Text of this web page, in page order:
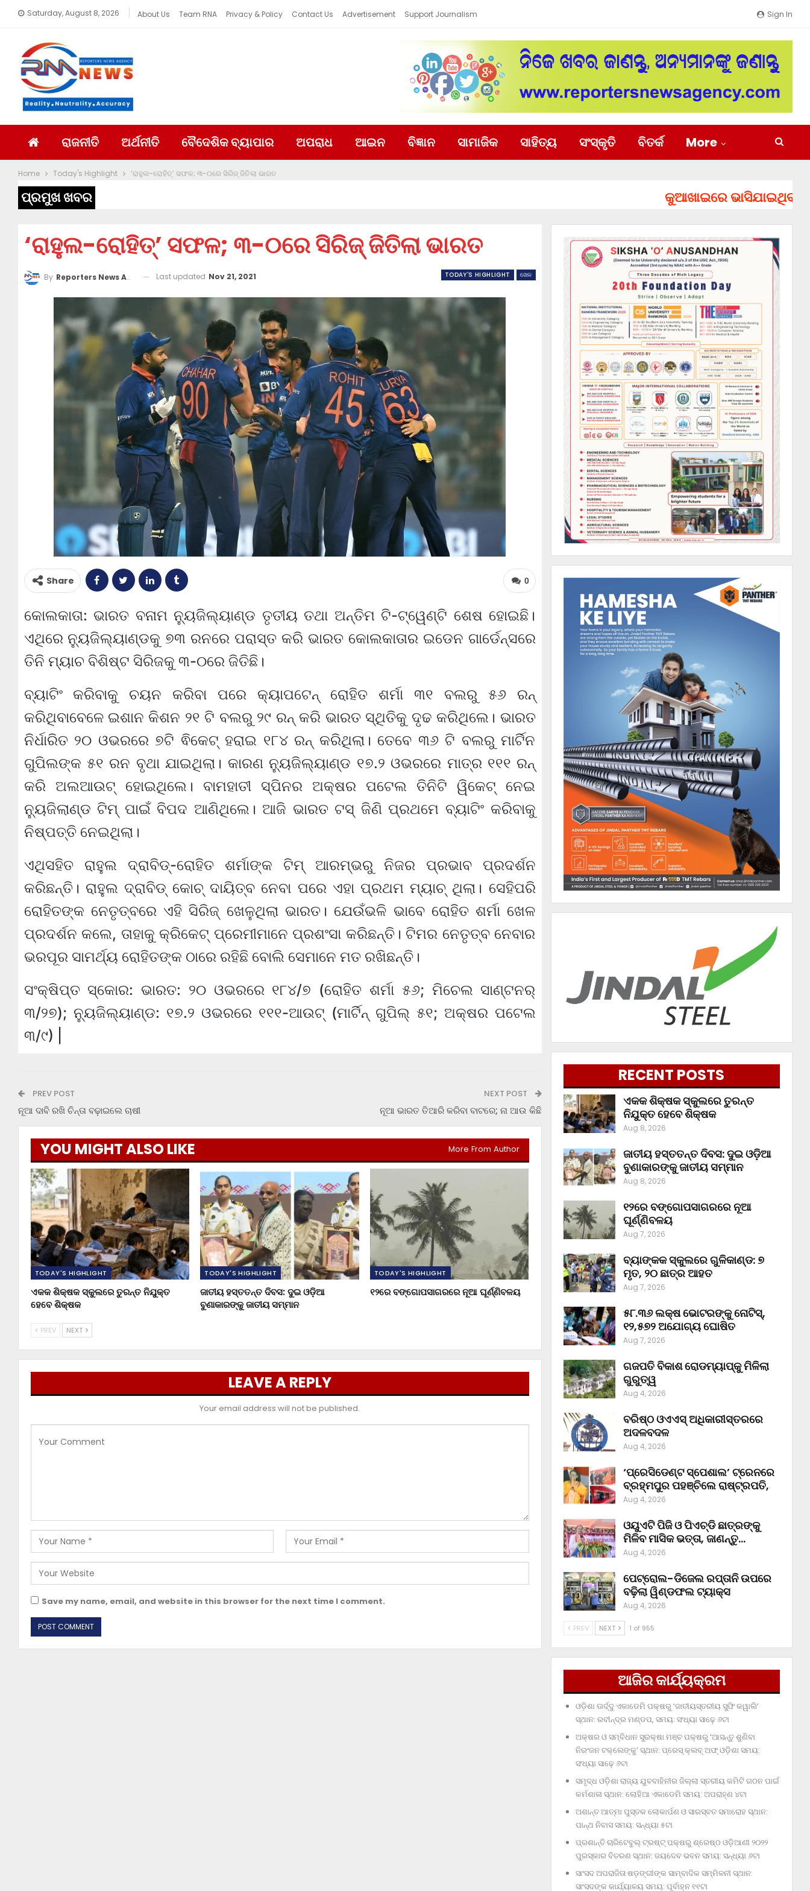
Sign In
Saturday, August 8, 2026 About Us Team RNA Privacy & Policy Contact Us Advertisement Support Journalism
ରାଜନୀତି ଅର୍ଥନୀତି ବୈଦେଶିକ ବ୍ୟାପାର ଅପରାଧ ଆଇନ ବିଜ୍ଞାନ ସାମାଜିକ ସାହିତ୍ୟ ସଂସ୍କୃତି ବିତର୍କ More
Home Today's Highlight ‘ରାହୁଲ-ରୋହିତ୍’ ସଫଳ; ୩-୦ରେ ସିରିଜ୍ ଜିତିଲା ଭାରତ
ପ୍ରମୁଖ ଖବର କୁଆଖାଇରେ ଭାସିଯାଇଥିବା ୨
‘ରାହୁଲ-ରୋହିତ୍’ ସଫଳ; ୩-୦ରେ ସିରିଜ୍ ଜିତିଲା ଭାରତ
TODAY'S HIGHLIGHT ଖେଳ
By Reporters News Agency Last updated Nov 21, 2021
0
Share
କୋଲକାତା: ଭାରତ ବନାମ ନ୍ୟୁଜିଲ୍ୟାଣ୍ଡ ତୃତୀୟ ତଥା ଅନ୍ତିମ ଟି-ଟ୍ୱେଣ୍ଟି ଶେଷ ହୋଇଛି।
ଏଥିରେ ନ୍ୟୁଜିଲ୍ୟାଣ୍ଡକୁ ୭୩ ରନରେ ପରାସ୍ତ କରି ଭାରତ କୋଲକାତାର ଇଡେନ ଗାର୍ଡେନ୍ସରେ
ତିନି ମ୍ୟାଚ ବିଶିଷ୍ଟ ସିରିଜକୁ ୩-୦ରେ ଜିତିଛି।
ବ୍ୟାଟିଂ କରିବାକୁ ଚୟନ କରିବା ପରେ କ୍ୟାପଟେନ୍ ରୋହିତ ଶର୍ମା ୩୧ ବଲରୁ ୫୬ ରନ୍
କରିଥିବାବେଳେ ଇଶାନ କିଶନ ୨୧ ଟି ବଲରୁ ୨୯ ରନ୍ କରି ଭାରତ ସ୍ଥିତିକୁ ଦୃଢ କରିଥିଲେ। ଭାରତ
ନିର୍ଧାରିତ ୨୦ ଓଭରରେ ୭ଟି ଵିକେଟ୍ ହରାଇ ୧୮୪ ରନ୍ କରିଥିଲା। ତେବେ ୩୬ ଟି ବଲରୁ ମାର୍ଟିନ
ଗୁପିଲଙ୍କ ୫୧ ରନ ବୃଥା ଯାଇଥିଲା। କାରଣ ନ୍ୟୁଜିଲ୍ୟାଣ୍ଡ ୧୭.୨ ଓଭରରେ ମାତ୍ର ୧୧୧ ରନ୍
କରି ଅଲଆଉଟ୍ ହୋଇଥିଲେ। ବାମହାତୀ ସ୍ପିନର ଅକ୍ଷର ପଟେଲ ତିନିଟି ୱିକେଟ୍ ନେଇ
ନ୍ୟୁଜିଲାଣ୍ଡ ଟିମ୍ ପାଇଁ ବିପଦ ଆଣିଥିଲେ। ଆଜି ଭାରତ ଟସ୍ ଜିଣି ପ୍ରଥମେ ବ୍ୟାଟିଂ କରିବାକୁ
ନିଷ୍ପତ୍ତି ନେଇଥିଲା।
ଏଥିସହିତ ରାହୁଲ ଦ୍ରାବିଡ୍-ରୋହିତ ଶର୍ମାଙ୍କ ଟିମ୍ ଆରମ୍ଭରୁ ନିଜର ପ୍ରଭାବ ପ୍ରଦର୍ଶନ
କରିଛନ୍ତି। ରାହୁଲ ଦ୍ରାବିଡ୍ କୋଚ୍ ଦାୟିତ୍ବ ନେବା ପରେ ଏହା ପ୍ରଥମ ମ୍ୟାଚ୍ ଥିଲା। ସେହିପରି
ରୋହିତଙ୍କ ନେତୃତ୍ବରେ ଏହି ସିରିଜ୍ ଖେଳୁଥିଲା ଭାରତ। ଯେଉଁଭଳି ଭାବେ ରୋହିତ ଶର୍ମା ଖେଳ
ପ୍ରଦର୍ଶନ କଲେ, ତାହାକୁ କ୍ରିକେଟ୍ ପ୍ରେମୀମାନେ ପ୍ରଶଂସା କରିଛନ୍ତି। ଟିମର ନେତୃତ୍ବ ନେବାର
ଭରପୂର ସାମର୍ଥ୍ୟ ରୋହିତଙ୍କ ଠାରେ ରହିଛି ବୋଲି ସେମାନେ ମତ ରଖିଛନ୍ତି।
ସଂକ୍ଷିପ୍ତ ସ୍କୋର: ଭାରତ: ୨୦ ଓଭରରେ ୧୮୪/୭ (ରୋହିତ ଶର୍ମା ୫୬; ମିଚେଲ ସାଣ୍ଟନର୍
୩/୨୭); ନ୍ୟୁଜିଲ୍ୟାଣ୍ଡ: ୧୭.୨ ଓଭରରେ ୧୧୧-ଆଉଟ୍ (ମାର୍ଟିନ୍ ଗୁପିଲ୍ ୫୧; ଅକ୍ଷର ପଟେଲ
୩/୯) |
PREV POST
ନୂଆ ଦାବି ରଖି ଚିନ୍ତା ବଢ଼ାଇଲେ ଚାଷୀ
NEXT POST
ନୂଆ ଭାରତ ତିଆରି କରିବା ବାଟରେ; ନା ଆଉ କିଛି
YOU MIGHT ALSO LIKE More From Author
TODAY'S HIGHLIGHT
ଏକକ ଶିକ୍ଷକ ସ୍କୁଲରେ ତୁରନ୍ତ ନିଯୁକ୍ତ
ହେବେ ଶିକ୍ଷକ
TODAY'S HIGHLIGHT
ଜାତୀୟ ହସ୍ତତନ୍ତ ଦିବସ: ଦୁଇ ଓଡ଼ିଆ
ବୁଣାକାରଙ୍କୁ ଜାତୀୟ ସମ୍ମାନ
TODAY'S HIGHLIGHT
୧୨ରେ ବଙ୍ଗୋପସାଗରରେ ନୂଆ ଘୂର୍ଣ୍ଣିବଳୟ
PREV NEXT
LEAVE A REPLY
Your email address will not be published.
Save my name, email, and website in this browser for the next time I comment.
RECENT POSTS
ଏକକ ଶିକ୍ଷକ ସ୍କୁଲରେ ତୁରନ୍ତ
ନିଯୁକ୍ତ ହେବେ ଶିକ୍ଷକ
Aug 8, 2026
ଜାତୀୟ ହସ୍ତତନ୍ତ ଦିବସ: ଦୁଇ ଓଡ଼ିଆ
ବୁଣାକାରଙ୍କୁ ଜାତୀୟ ସମ୍ମାନ
Aug 8, 2026
୧୨ରେ ବଙ୍ଗୋପସାଗରରେ ନୂଆ
ଘୂର୍ଣ୍ଣିବଳୟ
Aug 7, 2026
ବ୍ୟାଙ୍କକ ସ୍କୁଲରେ ଗୁଳିକାଣ୍ଡ: ୭
ମୃତ, ୨୦ ଛାତ୍ର ଆହତ
Aug 7, 2026
୫୮.୩୬ ଲକ୍ଷ ଭୋଟରଙ୍କୁ ନୋଟିସ୍‌,
୧୨,୫୭୨ ଅଯୋଗ୍ୟ ଘୋଷିତ
Aug 7, 2026
ଗଜପତି ବିକାଶ ରୋଡମ୍ୟାପ୍‌କୁ ମିଳିଲା
ଗୁରୁତ୍ୱ
Aug 4, 2026
ବରିଷ୍ଠ ଓଏଏସ୍‌ ଅଧିକାରୀସ୍ତରରେ
ଅଦଳବଦଳ
Aug 4, 2026
‘ପ୍ରେସିଡେଣ୍ଟ ସ୍ପେଶାଲ’ ଟ୍ରେନରେ
ବ୍ରହ୍ମପୁର ପହଞ୍ଚିଲେ ରାଷ୍ଟ୍ରପତି,
Aug 4, 2026
ଓୟୁଏଟି ପିଜି ଓ ପିଏଚ୍‌ଡି ଛାତ୍ରଙ୍କୁ
ମିଳିବ ମାସିକ ଭତ୍ତା, ଜାଣନ୍ତୁ…
Aug 4, 2026
ପେଟ୍ରୋଲ-ଡିଜେଲ ରପ୍ତାନି ଉପରେ
ବଢ଼ିଲା ୱିଣ୍ଡଫଲ ଟ୍ୟାକ୍ସ
Aug 4, 2026
PREV NEXT 1 of 955
ଆଜିର କାର୍ଯ୍ୟକ୍ରମ
ଓଡ଼ିଶା ଊର୍ଦ୍ଦୁ ଏକାଡେମି ପକ୍ଷରୁ ‘ଜାତୀୟସ୍ତରୀୟ ସୁଫି କୱାଲି’
ସ୍ଥାନ: ରବୀନ୍ଦ୍ର ମଣ୍ଡପ, ସମୟ: ସଂଧ୍ୟା ସାଢ଼େ ୬ଟା
ଅକ୍ଷର ଓ ସମ୍ବିଧାନ ସୁରକ୍ଷା ମଞ୍ଚ ପକ୍ଷରୁ ‘ଆସନ୍ତୁ ଶୁଣିବା
ନିରଂଜନ ଟକ୍‌ଲେଙ୍କୁ’ ସ୍ଥାନ: ପ୍ରେସ୍‌ କ୍ଲବ୍‌ ଅଫ୍‌ ଓଡ଼ିଶା ସମୟ:
ସଂଧ୍ୟା ସାଢ଼େ ୬ଟା
ସମୃଦ୍ଧ ଓଡ଼ିଶା ରାଜ୍ୟ ଯୁବବାହିନୀର ଜିଲ୍ଲା ସ୍ତରୀୟ କମିଟି ଗଠନ ପାଇଁ
କର୍ମଶାଳା ସ୍ଥାନ: ଲୋହିଆ ଏକାଡେମି ସମୟ: ଅପରାହ୍‌ଣ ୪ଟା
ଅଶାନ୍ତ ଆତ୍ମା ପୁସ୍ତକ ଲୋକାର୍ପଣ ଓ ସାରସ୍ବତ ସମାରୋହ ସ୍ଥାନ:
ପାନ୍ଥ ନିବାସ ସମୟ: ସନ୍ଧ୍ୟା ୫ଟା
ପ୍ରଶାନ୍ତି ଚାରିଟେବୁଲ୍‌ ଟ୍ରଷ୍ଟ୍‌ ପକ୍ଷରୁ ଶ୍ରେଷ୍ଠ ଓଡ଼ିଆଣୀ ୨୦୨୨
ପୁରସ୍କାର ବିତରଣ ସ୍ଥାନ: ଜୟଦେବ ଭବନ ସମୟ: ସନ୍ଧ୍ୟା ୬ଟା
ସାଂସଦ ଅପରାଜିତା ଷଡ଼ଙ୍ଗୀଙ୍କ ସାମ୍ବାଦିକ ସମ୍ମିଳନୀ ସ୍ଥାନ:
ସାଂସଦଙ୍କ କାର୍ଯ୍ୟାଳୟ ସମୟ: ପୂର୍ବାହ୍ନ ୧୧ଟା